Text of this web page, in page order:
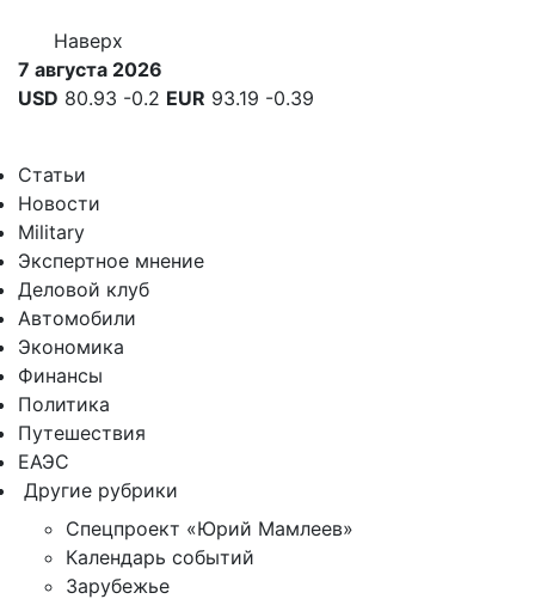
Наверх
7 августа 2026
USD 80.93 -0.2 EUR 93.19 -0.39
Статьи
Новости
Military
Экспертное мнение
Деловой клуб
Автомобили
Экономика
Финансы
Политика
Путешествия
ЕАЭС
Другие рубрики
Спецпроект «Юрий Мамлеев»
Календарь событий
Зарубежье